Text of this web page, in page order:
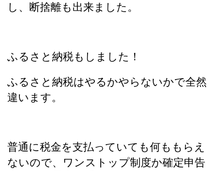
し、断捨離も出来ました。
ふるさと納税もしました！
ふるさと納税はやるかやらないかで全然
違います。
普通に税金を支払っていても何ももらえ
ないので、ワンストップ制度か確定申告